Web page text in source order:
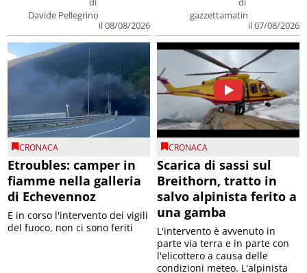
Davide Pellegrino
il 08/08/2026
gazzettamatin
il 07/08/2026
CRONACA
Etroubles: camper in
fiamme nella galleria
di Echevennoz
E in corso l'intervento dei vigili
del fuoco, non ci sono feriti
CRONACA
Scarica di sassi sul
Breithorn, tratto in
salvo alpinista ferito a
una gamba
L'intervento è avvenuto in
parte via terra e in parte con
l'elicottero a causa delle
condizioni meteo. L'alpinista